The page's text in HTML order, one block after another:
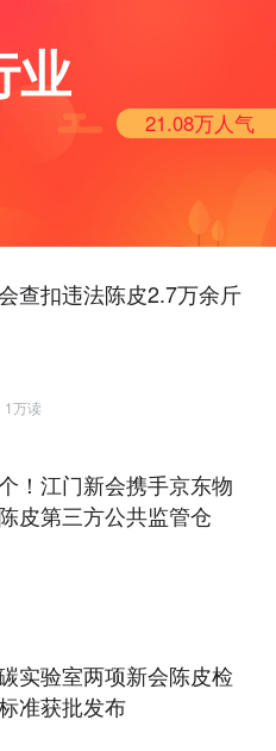
业
21.08万人气
查扣违法陈皮2.7万余斤
1万读
！江门新会携手京东物
皮第三方公共监管仓
实验室两项新会陈皮检
准获批发布